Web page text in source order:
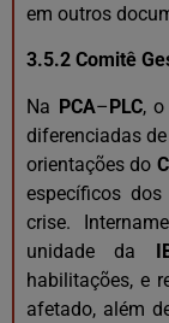
em outros
3.5.2 Comitê
Na PCA–PLC, o
diferenciadas
orientações do
específicos
crise.
unidade da
habilitações, e
afetado, além